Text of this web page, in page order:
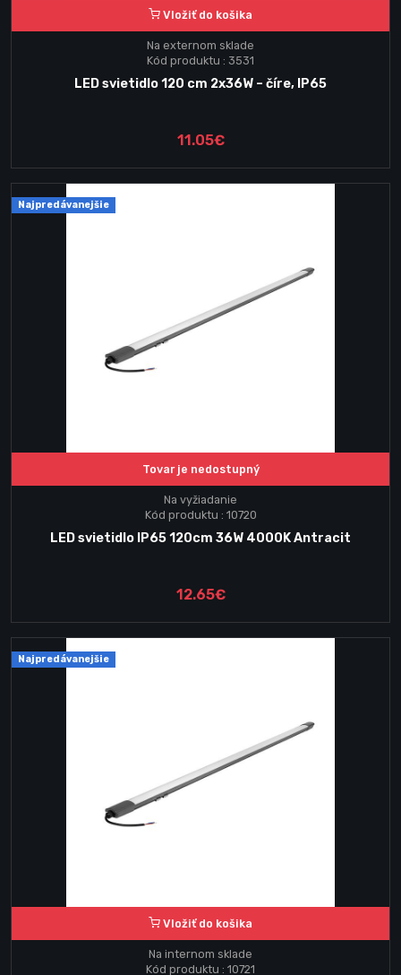
Vložiť do košika
Na externom sklade
Kód produktu : 3531
LED svietidlo 120 cm 2x36W – číre, IP65
11.05€
Najpredávanejšie
Tovar je nedostupný
Na vyžiadanie
Kód produktu : 10720
LED svietidlo IP65 120cm 36W 4000K Antracit
12.65€
Najpredávanejšie
Vložiť do košika
Na internom sklade
Kód produktu : 10721